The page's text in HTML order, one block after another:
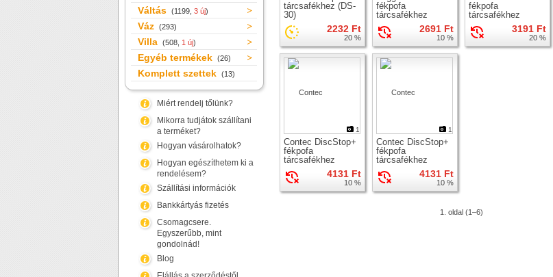
Váltás (1199, 3 új)
Váz (293)
Villa (508, 1 új)
Egyéb termékek (26)
Komplett szettek (13)
Miért rendelj tőlünk?
Mikorra tudjátok szállítani
a terméket?
Hogyan vásárolhatok?
Hogyan egészíthetem ki a
rendelésem?
Szállítási információk
Bankkártyás fizetés
Csomagcsere.
Egyszerűbb, mint
gondolnád!
Blog
tárcsafékhez (DS-
30)
2232 Ft
20 %
fékpofa
tárcsafékhez
2691 Ft
10 %
fékpofa
tárcsafékhez
3191 Ft
20 %
1
Contec DiscStop+
fékpofa
tárcsafékhez
4131 Ft
10 %
1
Contec DiscStop+
fékpofa
tárcsafékhez
4131 Ft
10 %
1. oldal (1–6)